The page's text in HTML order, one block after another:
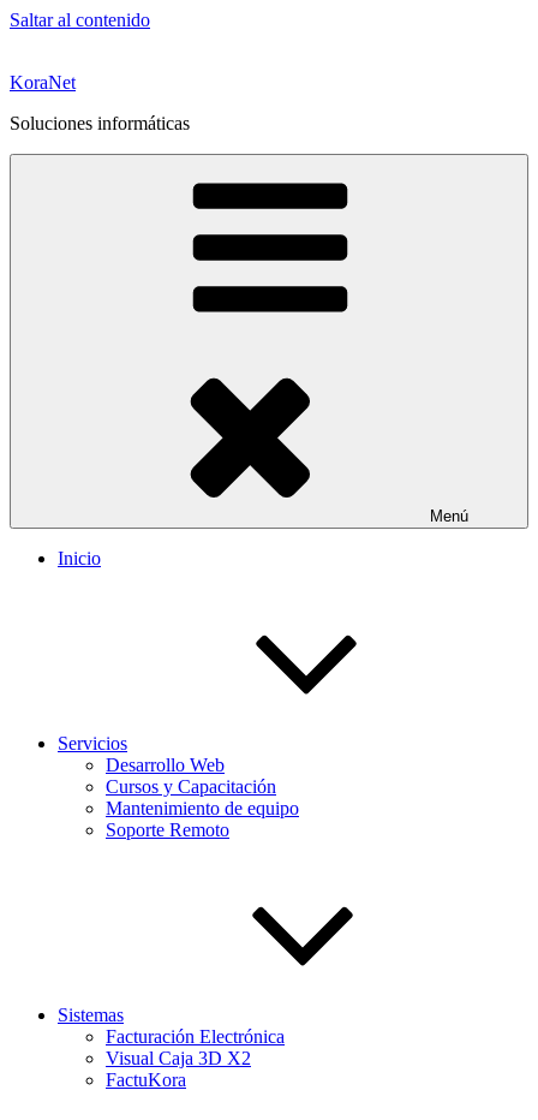
Saltar al contenido
KoraNet
Soluciones informáticas
Menú
Inicio
Servicios
Desarrollo Web
Cursos y Capacitación
Mantenimiento de equipo
Soporte Remoto
Sistemas
Facturación Electrónica
Visual Caja 3D X2
FactuKora